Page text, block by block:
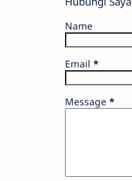
Name
Email *
Message *